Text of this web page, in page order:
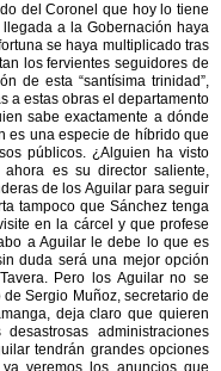
del Coronel que hoy lo tiene
a la Gobernación haya
se haya multiplicado tras
los fervientes seguidores de
de esta “santísima trinidad”,
a estas obras el departamento
sabe exactamente a dónde
es una especie de híbrido que
públicos. ¿Alguien ha visto
es su director saliente,
de los Aguilar para seguir
tampoco que Sánchez tenga
en la cárcel y que profese
a Aguilar le debe lo que es
duda será una mejor opción
Pero los Aguilar no se
Sergio Muñoz, secretario de
deja claro que quieren
administraciones
tendrán grandes opciones